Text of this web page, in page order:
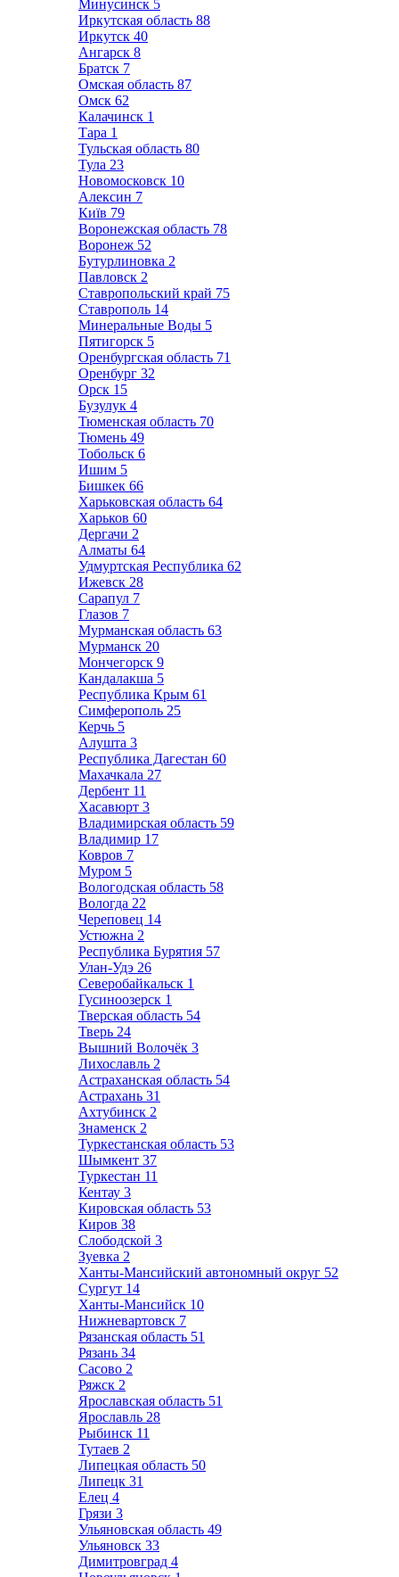
Минусинск 5
Иркутская область 88
Иркутск 40
Ангарск 8
Братск 7
Омская область 87
Омск 62
Калачинск 1
Тара 1
Тульская область 80
Тула 23
Новомосковск 10
Алексин 7
Київ 79
Воронежская область 78
Воронеж 52
Бутурлиновка 2
Павловск 2
Ставропольский край 75
Ставрополь 14
Минеральные Воды 5
Пятигорск 5
Оренбургская область 71
Оренбург 32
Орск 15
Бузулук 4
Тюменская область 70
Тюмень 49
Тобольск 6
Ишим 5
Бишкек 66
Харьковская область 64
Харьков 60
Дергачи 2
Алматы 64
Удмуртская Республика 62
Ижевск 28
Сарапул 7
Глазов 7
Мурманская область 63
Мурманск 20
Мончегорск 9
Кандалакша 5
Республика Крым 61
Симферополь 25
Керчь 5
Алушта 3
Республика Дагестан 60
Махачкала 27
Дербент 11
Хасавюрт 3
Владимирская область 59
Владимир 17
Ковров 7
Муром 5
Вологодская область 58
Вологда 22
Череповец 14
Устюжна 2
Республика Бурятия 57
Улан-Удэ 26
Северобайкальск 1
Гусиноозерск 1
Тверская область 54
Тверь 24
Вышний Волочёк 3
Лихославль 2
Астраханская область 54
Астрахань 31
Ахтубинск 2
Знаменск 2
Туркестанская область 53
Шымкент 37
Туркестан 11
Кентау 3
Кировская область 53
Киров 38
Слободской 3
Зуевка 2
Ханты-Мансийский автономный округ 52
Сургут 14
Ханты-Мансийск 10
Нижневартовск 7
Рязанская область 51
Рязань 34
Сасово 2
Ряжск 2
Ярославская область 51
Ярославль 28
Рыбинск 11
Тутаев 2
Липецкая область 50
Липецк 31
Елец 4
Грязи 3
Ульяновская область 49
Ульяновск 33
Димитровград 4